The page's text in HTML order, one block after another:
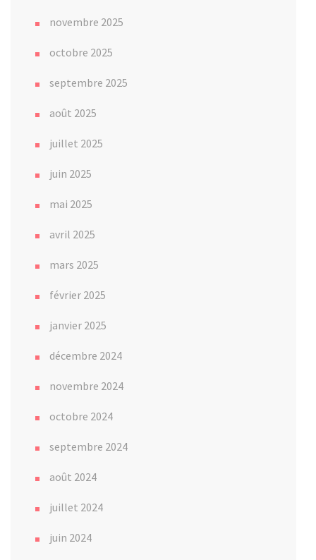
novembre 2025
octobre 2025
septembre 2025
août 2025
juillet 2025
juin 2025
mai 2025
avril 2025
mars 2025
février 2025
janvier 2025
décembre 2024
novembre 2024
octobre 2024
septembre 2024
août 2024
juillet 2024
juin 2024